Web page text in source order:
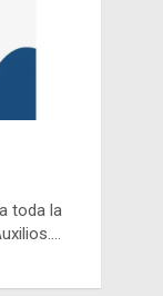
toda la